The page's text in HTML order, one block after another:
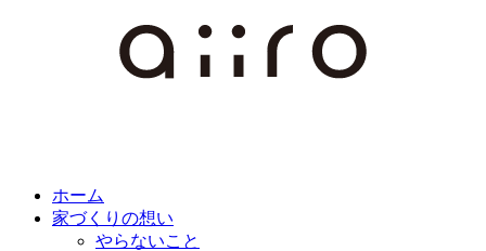
ホーム
家づくりの想い
やらないこと